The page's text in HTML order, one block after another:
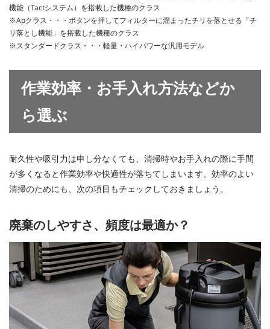
機能（Tactシステム）を搭載した機種のクラス
※Apクラス・・・ボタンを押してフィルターに溜まったチリを落とせる「チ
リ落とし機能」を搭載した機種のクラス
※スタンダードクラス・・・軽量・ハイパワーな汎用モデル
作業効率・お手入れ方法などか
ら選ぶ
耐久性や吸引力は申し分なくても、清掃時やお手入れの際に手間
が多くなると作業効率や快適性が落ちてしまいます。効率のよい
清掃のためにも、次の項目もチェックしておきましょう。
廃棄のしやすさ、頻度は最適か？